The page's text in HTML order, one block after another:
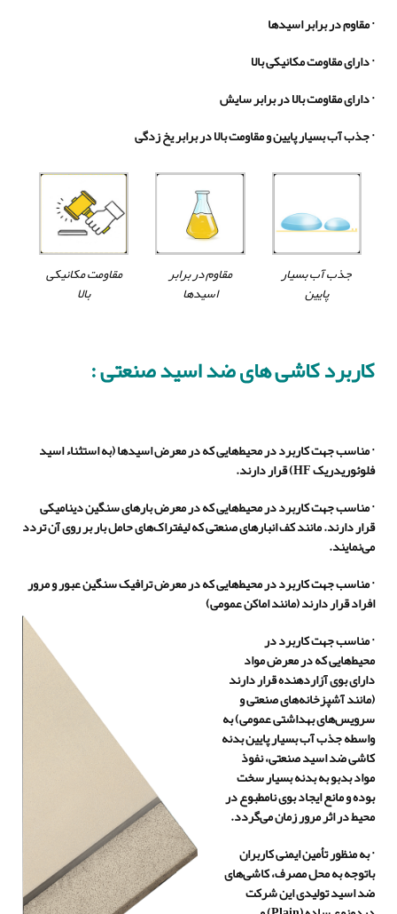
·مقاوم در برابر اسیدها
·دارای مقاومت مکانیکی بالا
·دارای مقاومت بالا در برابر سایش
·جذب آب بسیار پایین و مقاومت بالا در برابر یخ زدگی
جذب آب بسیار
پایین
مقاوم در برابر
اسیدها
مقاومت مکانیکی
بالا
کاربرد کاشی های ضد اسید صنعتی :
· مناسب جهت کاربرد در محیط‌هایی که در معرض اسیدها (به استثناء اسید
فلوئوریدریکHF) قرار دارند.
· مناسب جهت کاربرد در محیط‌هایی که در معرض بارهای سنگین دینامیکی
قرار دارند. مانند کف انبارهای صنعتی که لیفتراک‌های حامل بار بر روی آن تردد
می‌نمایند.
· مناسب جهت کاربرد در محیط‌هایی که در معرض ترافیک سنگین عبور و مرور
افراد قرار دارند (مانند اماکن عمومی)
· مناسب جهت کاربرد در
محیط‌هایی که در معرض مواد
دارای بوی آزاردهنده قرار دارند
(مانند آشپزخانه‌های صنعتی و
سرویس‌های بهداشتی عمومی) به
واسطه جذب آب بسیار پایین بدنه
کاشی ضد اسید صنعتی،نفوذ
مواد بدبو به بدنه بسیار سخت
بوده و مانع ایجاد بوی نامطبوع در
محیط در اثر مرور زمان می‌گردد.
·به منظور تأمین ایمنی کاربران
باتوجه به محل مصرف، کاشیهای
ضد اسید تولیدی این شرکت